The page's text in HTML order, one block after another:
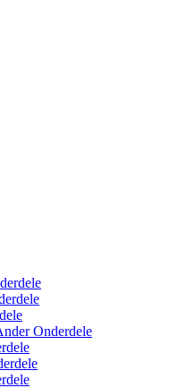
Onderdele